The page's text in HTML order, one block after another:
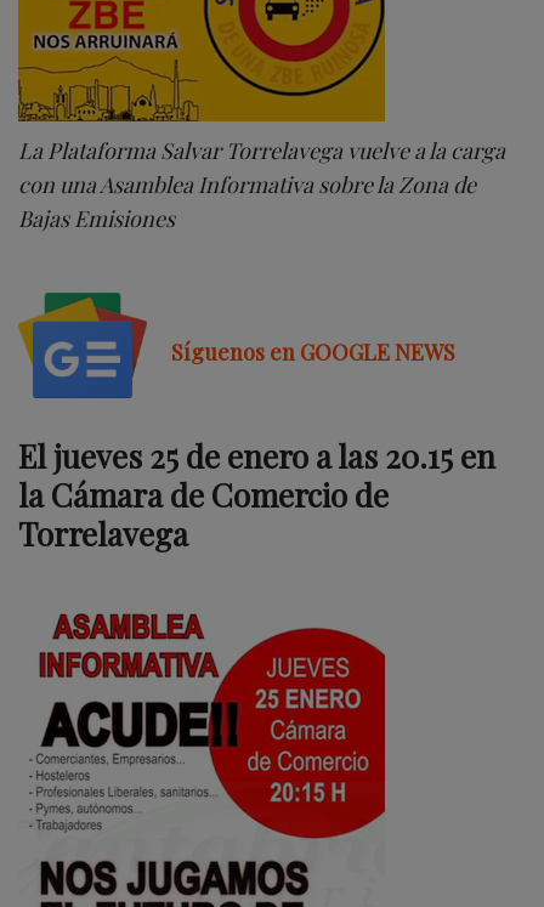
La Plataforma Salvar Torrelavega vuelve a la carga
con una Asamblea Informativa sobre la Zona de
Bajas Emisiones
Síguenos en GOOGLE NEWS
El jueves 25 de enero a las 20.15 en
la Cámara de Comercio de
Torrelavega